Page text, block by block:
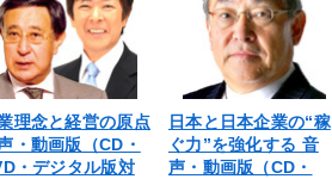
理念と経営の原点
・動画版（CD・
・デジタル版対
日本と日本企業の“稼
ぐ力”を強化する 音
声・動画版（CD・